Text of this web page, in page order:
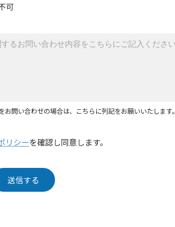
可
お問い合わせの場合は、こちらに列記をお願いいたします。
リシーを確認し同意します。